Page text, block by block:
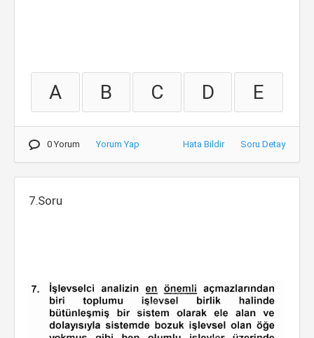
A B C D E
0 Yorum Yorum Yap Hata Bildir Soru Detay
7.Soru